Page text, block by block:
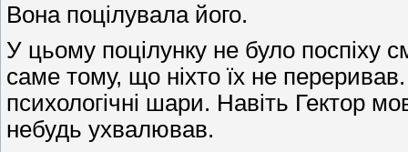
Вона поцілувала його.
У цьому поцілунку не було поспіху
саме тому, що ніхто їх не
психологічні шари. Навіть Гектор
небудь ухвалював.